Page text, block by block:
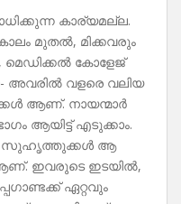
കാര്യമല്ല.
മുതൽ, മിക്കവരും
കോളേജ്
വളരെ വലിയ
ആണ്. നായന്മാർ
ആയിട്ട് എടുക്കാം.
സുഹൃത്തുക്കൾ ആ
ആണ്. ഇവരുടെ ഇടയിൽ,
ഏറ്റവും